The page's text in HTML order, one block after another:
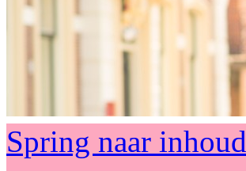
Spring naar inhoud